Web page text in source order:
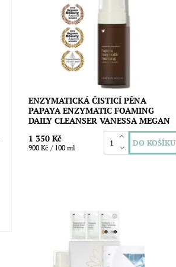
regeneračními a exfoliačními účinky.
Vhodná pro všechny typy pleti a zejména
pro problematickou s akné. Vegan...
Dostupnost:
Skladem
Vanessa Megan
ENZYMATICKÁ ČISTICÍ PĚNA
PAPAYA ENZYMATIC FOAMING
DAILY CLEANSER VANESSA MEGAN
1 350 Kč
900 Kč / 100 ml
Šetrná ale zároveň účinná péče o
mladistvou pleť ve 3 krocích: čištění,
regenerace a hydratace. Navržená k
ochraně kožní bariéry a podpoře...